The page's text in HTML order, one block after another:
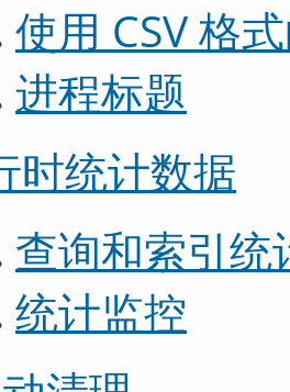
使用 CSV 格
进程标题
时统计数据
查询和索引统
统计监控